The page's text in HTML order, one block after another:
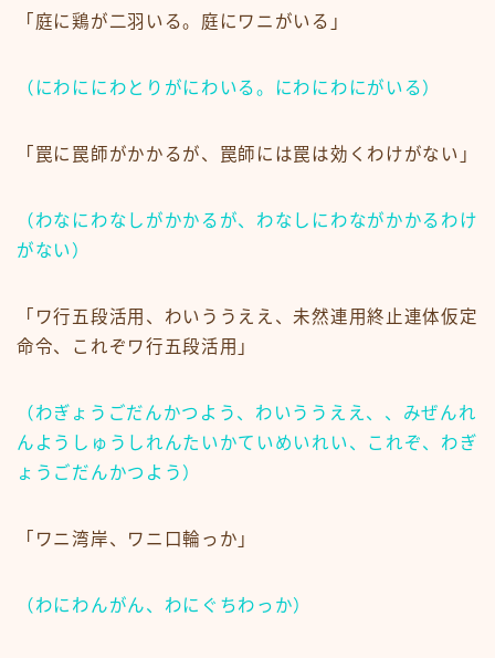
「庭に鶏が二羽いる。庭にワニがいる」
（にわににわとりがにわいる。にわにわにがいる）
「罠に罠師がかかるが、罠師には罠は効くわけがない」
（わなにわなしがかかるが、わなしにわながかかるわけ
がない）
「ワ行五段活用、わいううええ、未然連用終止連体仮定
命令、これぞワ行五段活用」
（わぎょうごだんかつよう、わいううええ、、みぜんれ
んようしゅうしれんたいかていめいれい、これぞ、わぎ
ょうごだんかつよう）
「ワニ湾岸、ワニ口輪っか」
（わにわんがん、わにぐちわっか）